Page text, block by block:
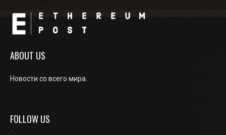
ABOUT US
Новости со всего мира.
FOLLOW US